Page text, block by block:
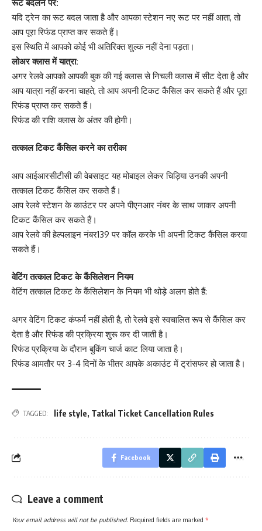
रूट बदलने पर:
यदि ट्रेन का रूट बदल जाता है और आपका स्टेशन नए रूट पर नहीं आता, तो
आप पूरा रिफंड प्राप्त कर सकते हैं।
इस स्थिति में आपको कोई भी अतिरिक्त शुल्क नहीं देना पड़ता।
लोअर क्लास में यात्रा:
अगर रेलवे आपको आपकी बुक की गई क्लास से निचली क्लास में सीट देता है और
आप यात्रा नहीं करना चाहते, तो आप अपनी टिकट कैंसिल कर सकते हैं और पूरा
रिफंड प्राप्त कर सकते हैं।
रिफंड की राशि क्लास के अंतर की होगी।
तत्काल टिकट कैंसिल करने का तरीका
आप आईआरसीटीसी की वेबसाइट यह मोबाइल लेकर चिड़िया उनकी अपनी
तत्काल टिकट कैंसिल कर सकते हैं।
आप रेलवे स्टेशन के काउंटर पर अपने पीएनआर नंबर के साथ जाकर अपनी
टिकट कैंसिल कर सकते हैं।
आप रेलवे की हेल्पलाइन नंबर139 पर कॉल करके भी अपनी टिकट कैंसिल करवा
सकते हैं।
वेटिंग तत्काल टिकट के कैंसिलेशन नियम
वेटिंग तत्काल टिकट के कैंसिलेशन के नियम भी थोड़े अलग होते हैं:
अगर वेटिंग टिकट कंफर्म नहीं होती है, तो रेलवे इसे स्वचालित रूप से कैंसिल कर
देता है और रिफंड की प्रक्रिया शुरू कर दी जाती है।
रिफंड प्रक्रिया के दौरान बुकिंग चार्ज काट लिया जाता है।
रिफंड आमतौर पर 3-4 दिनों के भीतर आपके अकाउंट में ट्रांसफर हो जाता है।
TAGGED: life style, Tatkal Ticket Cancellation Rules
Facebook
Leave a comment
Your email address will not be published. Required fields are marked *